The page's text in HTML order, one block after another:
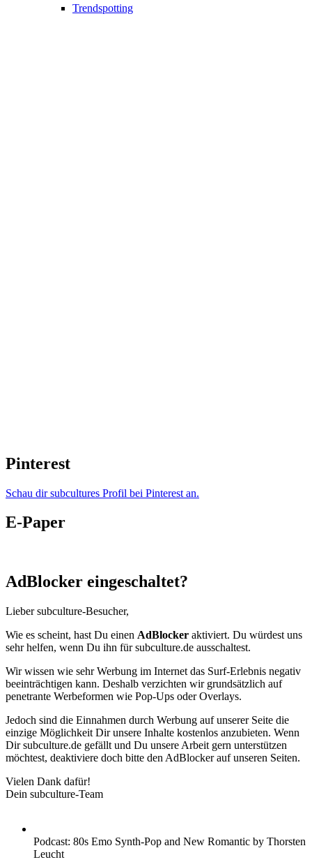
Trendspotting
Pinterest
Schau dir subcultures Profil bei Pinterest an.
E-Paper
AdBlocker eingeschaltet?
Lieber subculture-Besucher,
Wie es scheint, hast Du einen AdBlocker aktiviert. Du würdest uns
sehr helfen, wenn Du ihn für subculture.de ausschaltest.
Wir wissen wie sehr Werbung im Internet das Surf-Erlebnis negativ
beeinträchtigen kann. Deshalb verzichten wir grundsätzlich auf
penetrante Werbeformen wie Pop-Ups oder Overlays.
Jedoch sind die Einnahmen durch Werbung auf unserer Seite die
einzige Möglichkeit Dir unsere Inhalte kostenlos anzubieten. Wenn
Dir subculture.de gefällt und Du unsere Arbeit gern unterstützen
möchtest, deaktiviere doch bitte den AdBlocker auf unseren Seiten.
Vielen Dank dafür!
Dein subculture-Team
Podcast: 80s Emo Synth-Pop and New Romantic by Thorsten
Leucht